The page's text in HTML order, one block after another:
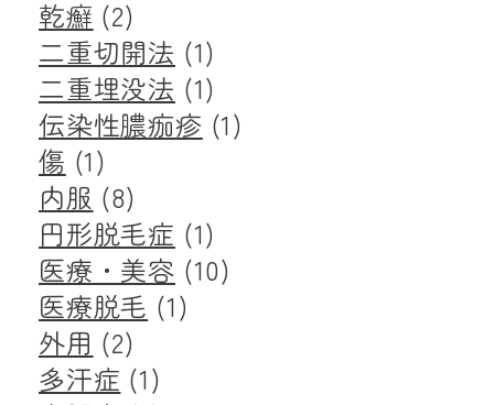
乾癬 (2)
二重切開法 (1)
二重埋没法 (1)
伝染性膿痂疹 (1)
傷 (1)
内服 (8)
円形脱毛症 (1)
医療・美容 (10)
医療脱毛 (1)
外用 (2)
多汗症 (1)